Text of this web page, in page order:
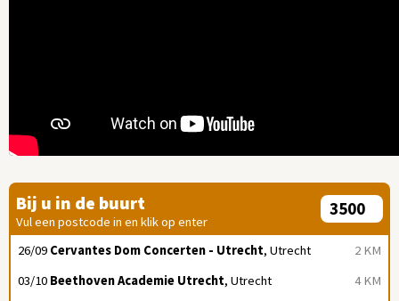
Bij u in de buurt
Vul een postcode in en klik op enter
2 KM
26/09 Cervantes Dom Concerten - Utrecht, Utrecht
4 KM
03/10 Beethoven Academie Utrecht, Utrecht